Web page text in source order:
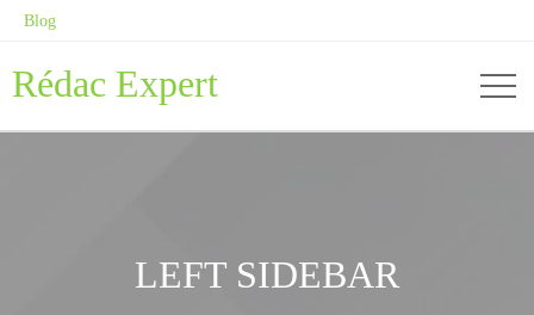
Blog
Rédac Expert
LEFT SIDEBAR